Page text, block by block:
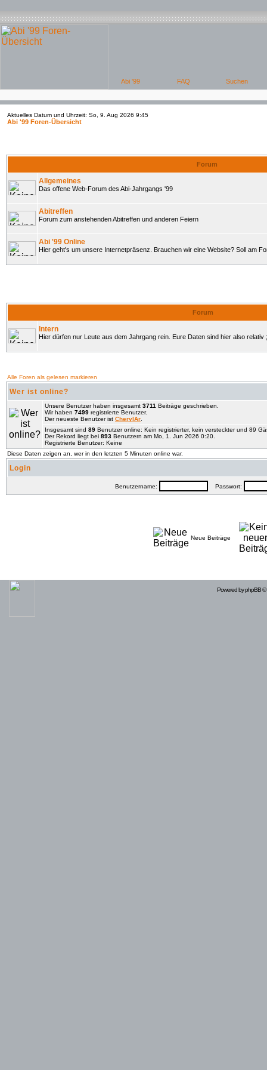
Aktuelles Datum und Uhrzeit: So, 9. Aug 2026 9:45
Abi '99 Foren-Übersicht
Forum
Allgemeines
Das offene Web-Forum des Abi-Jahrgangs '99
Abitreffen
Forum zum anstehenden Abitreffen und anderen Feiern
Abi '99 Online
Hier geht's um unsere Internetpräsenz. Brauchen wir eine Website? Soll am
Forum
Intern
Hier dürfen nur Leute aus dem Jahrgang rein. Eure Daten sind hier also relativ
Alle Foren als gelesen markieren
Wer ist online?
Unsere Benutzer haben insgesamt 3711 Beiträge geschrieben.
Wir haben 7499 registrierte Benutzer.
Der neueste Benutzer ist CherylAr
Insgesamt sind 89 Benutzer online: Kein registrierter, kein versteckter und 89
Der Rekord liegt bei 893 Benutzern am Mo, 1. Jun 2026 0:20.
Registrierte Benutzer: Keine
Diese Daten zeigen an, wer in den letzten 5 Minuten online war.
Login
Benutzername: Passwort:
Neue Beiträge
Powered byphpBB©